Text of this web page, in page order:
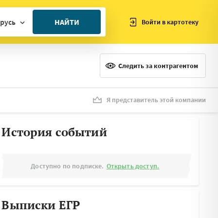
НАЙТИ Войти в картотеку
Следить за контрагентом
Я представитель этой компании
История событий
Доступно по подписке. Открыть доступ.
Выписки ЕГР